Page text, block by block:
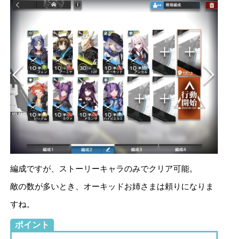
編成ですが、ストーリーキャラのみでクリア可能。
敵の数が多いとき、オーキッドお姉さまは頼りになりま
すね。
ポイント